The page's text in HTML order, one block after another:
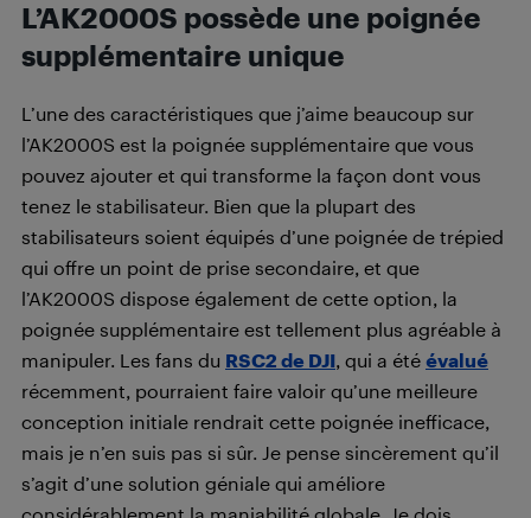
L’AK2000S possède une poignée
supplémentaire unique
L’une des caractéristiques que j’aime beaucoup sur
l’AK2000S est la poignée supplémentaire que vous
pouvez ajouter et qui transforme la façon dont vous
tenez le stabilisateur. Bien que la plupart des
stabilisateurs soient équipés d’une poignée de trépied
qui offre un point de prise secondaire, et que
l’AK2000S dispose également de cette option, la
poignée supplémentaire est tellement plus agréable à
manipuler. Les fans du RSC2 de DJI, qui a été évalué
récemment, pourraient faire valoir qu’une meilleure
conception initiale rendrait cette poignée inefficace,
mais je n’en suis pas si sûr. Je pense sincèrement qu’il
s’agit d’une solution géniale qui améliore